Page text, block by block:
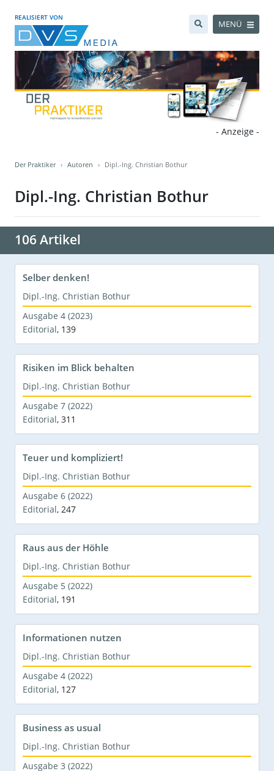
REALISIERT VON
MENÜ
- Anzeige -
Der Praktiker Autoren Dipl.-Ing. Christian Bothur
Dipl.-Ing. Christian Bothur
106 Artikel
Selber denken!
Dipl.-Ing. Christian Bothur
Ausgabe 4 (2023)
Editorial, 139
Risiken im Blick behalten
Dipl.-Ing. Christian Bothur
Ausgabe 7 (2022)
Editorial, 311
Teuer und kompliziert!
Dipl.-Ing. Christian Bothur
Ausgabe 6 (2022)
Editorial, 247
Raus aus der Höhle
Dipl.-Ing. Christian Bothur
Ausgabe 5 (2022)
Editorial, 191
Informationen nutzen
Dipl.-Ing. Christian Bothur
Ausgabe 4 (2022)
Editorial, 127
Business as usual
Dipl.-Ing. Christian Bothur
Ausgabe 3 (2022)